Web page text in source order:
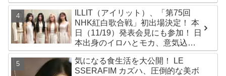
ールズグループ！ デビュー曲
「Magnetic」がいきなりの大ヒッ
ト
ILLIT（アイリット）、「第75回
NHK紅白歌合戦」初出場決定！ 本
日（11/19）発表会見にも参加！ 日
本出身のイロハとモカ、意気込み
を語る「ずっと夢見てたステー
ジ…嬉しくて光栄」
気になる食生活を大公開！ LE
SSERAFIM カズハ、圧倒的な美ボ